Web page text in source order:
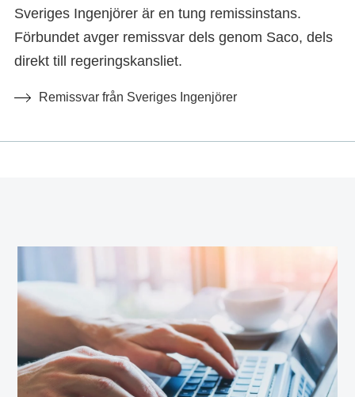
Sveriges Ingenjörer är en tung remissinstans.
Förbundet avger remissvar dels genom Saco, dels
direkt till regeringskansliet.
Remissvar från Sveriges Ingenjörer